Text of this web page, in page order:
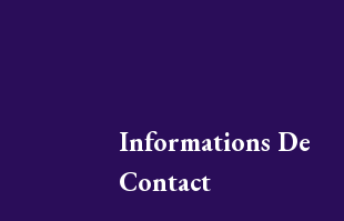
Informations De
Contact